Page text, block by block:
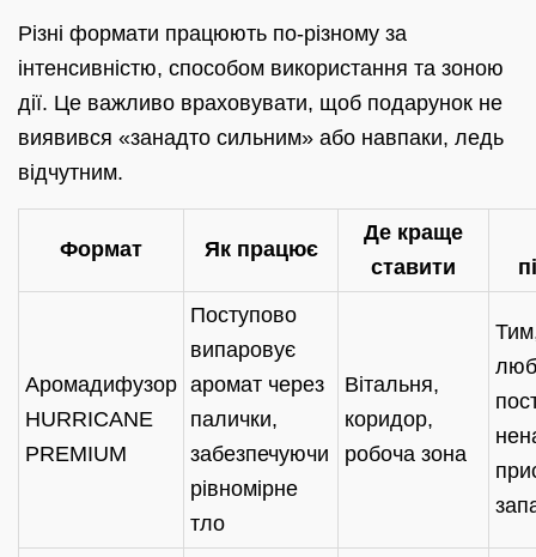
Різні формати працюють по-різному за
інтенсивністю, способом використання та зоною
дії. Це важливо враховувати, щоб подарунок не
виявився «занадто сильним» або навпаки, ледь
відчутним.
Формат Як працює
Де краще
ставити
Аромадифузор
HURRICANE
PREMIUM
Поступово
випаровує
аромат через
палички,
забезпечуючи
рівномірне
тло
Вітальня,
коридор,
робоча зона